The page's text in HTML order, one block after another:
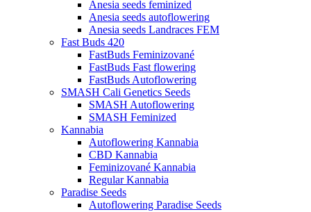
Anesia seeds feminized
Anesia seeds autoflowering
Anesia seeds Landraces FEM
Fast Buds 420
FastBuds Feminizované
FastBuds Fast flowering
FastBuds Autoflowering
SMASH Cali Genetics Seeds
SMASH Autoflowering
SMASH Feminized
Kannabia
Autoflowering Kannabia
CBD Kannabia
Feminizované Kannabia
Regular Kannabia
Paradise Seeds
Autoflowering Paradise Seeds